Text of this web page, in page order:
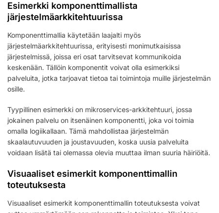
Esimerkki komponenttimallista
järjestelmäarkkitehtuurissa
Komponenttimallia käytetään laajalti myös
järjestelmäarkkitehtuurissa, erityisesti monimutkaisissa
järjestelmissä, joissa eri osat tarvitsevat kommunikoida
keskenään. Tällöin komponentit voivat olla esimerkiksi
palveluita, jotka tarjoavat tietoa tai toimintoja muille järjestelmän
osille.
Tyypillinen esimerkki on mikroservices-arkkitehtuuri, jossa
jokainen palvelu on itsenäinen komponentti, joka voi toimia
omalla logiikallaan. Tämä mahdollistaa järjestelmän
skaalautuvuuden ja joustavuuden, koska uusia palveluita
voidaan lisätä tai olemassa olevia muuttaa ilman suuria häiriöitä.
Visuaaliset esimerkit komponenttimallin
toteutuksesta
Visuaaliset esimerkit komponenttimallin toteutuksesta voivat